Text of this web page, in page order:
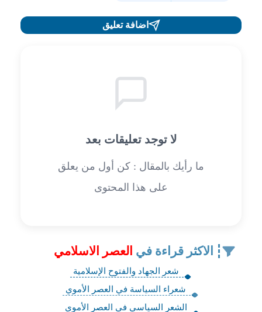
اضافة تعليق
لا توجد تعليقات بعد
ما رأيك بالمقال : كن أول من يعلق
على هذا المحتوى
الاكثر قراءة في العصر الاسلامي
شعر الجهاد والفتوح الإسلامية
شعراء السياسة في العصر الأموي
الشعر السياسي في العصر الأموي